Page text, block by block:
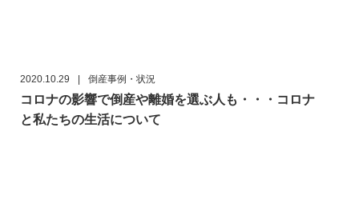
2020.10.29 倒産事例・状況
コロナの影響で倒産や離婚を選ぶ人も・・・コロナ
と私たちの生活について